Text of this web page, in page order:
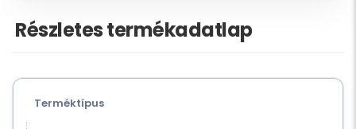
Részletes termékadatlap
Terméktípus